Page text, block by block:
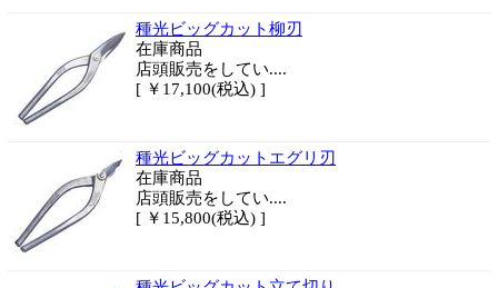
種光ビッグカット柳刃
在庫商品
店頭販売をしてい....
[ ￥17,100(税込) ]
種光ビッグカットエグリ刃
在庫商品
店頭販売をしてい....
[ ￥15,800(税込) ]